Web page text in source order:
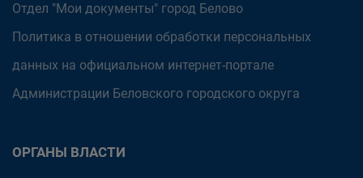
Отдел "Мои документы" город Белово
Политика в отношении обработки персональных
данных на официальном интернет-портале
Администрации Беловского городского округа
ОРГАНЫ ВЛАСТИ